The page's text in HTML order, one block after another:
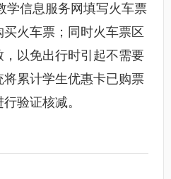
学信息服务网填写火车票
火车票；同时火车票区
以免出行时引起不需要
累计学生优惠卡已购票
验证核减。